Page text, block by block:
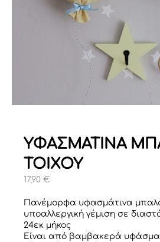
ΥΦΑΣΜΑΤΙΝΑ
ΤΟΙΧΟΥ
17,90 €
Πανέμορφα υφασμάτινα
υποαλλεργική γέμιση σε
24εκ μήκος
Είναι από βαμβακερά